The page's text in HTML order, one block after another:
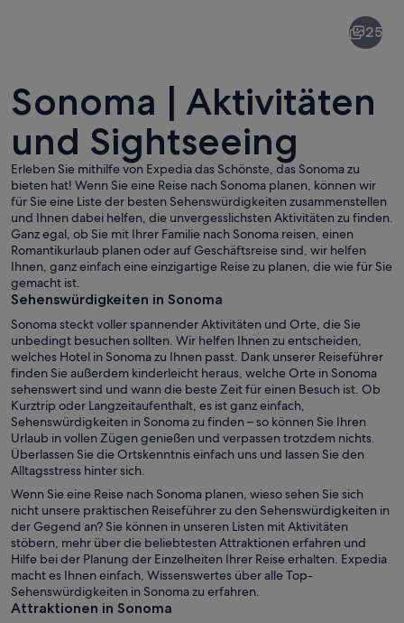
Das äußere Erscheinungsbild des
25
Sonoma | Aktivitäten
und Sightseeing
Erleben Sie mithilfe von Expedia das Schönste, das Sonoma zu
bieten hat! Wenn Sie eine Reise nach Sonoma planen, können wir
für Sie eine Liste der besten Sehenswürdigkeiten zusammenstellen
und Ihnen dabei helfen, die unvergesslichsten Aktivitäten zu finden.
Ganz egal, ob Sie mit Ihrer Familie nach Sonoma reisen, einen
Romantikurlaub planen oder auf Geschäftsreise sind, wir helfen
Ihnen, ganz einfach eine einzigartige Reise zu planen, die wie für Sie
gemacht ist.
Sehenswürdigkeiten in Sonoma
Sonoma steckt voller spannender Aktivitäten und Orte, die Sie
unbedingt besuchen sollten. Wir helfen Ihnen zu entscheiden,
welches Hotel in Sonoma zu Ihnen passt. Dank unserer Reiseführer
finden Sie außerdem kinderleicht heraus, welche Orte in Sonoma
sehenswert sind und wann die beste Zeit für einen Besuch ist. Ob
Kurztrip oder Langzeitaufenthalt, es ist ganz einfach,
Sehenswürdigkeiten in Sonoma zu finden – so können Sie Ihren
Urlaub in vollen Zügen genießen und verpassen trotzdem nichts.
Überlassen Sie die Ortskenntnis einfach uns und lassen Sie den
Alltagsstress hinter sich.
Wenn Sie eine Reise nach Sonoma planen, wieso sehen Sie sich
nicht unsere praktischen Reiseführer zu den Sehenswürdigkeiten in
der Gegend an? Sie können in unseren Listen mit Aktivitäten
stöbern, mehr über die beliebtesten Attraktionen erfahren und
Hilfe bei der Planung der Einzelheiten Ihrer Reise erhalten. Expedia
macht es Ihnen einfach, Wissenswertes über alle Top-
Sehenswürdigkeiten in Sonoma zu erfahren.
Attraktionen in Sonoma